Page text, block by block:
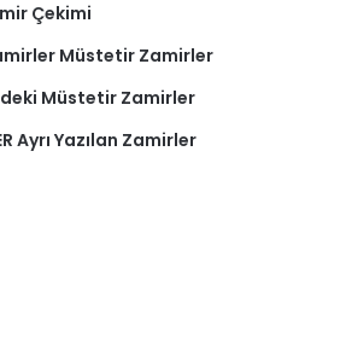
Çekimi
Müstetir Zamirler
Müstetir Zamirler
Ayrı Yazılan Zamirler